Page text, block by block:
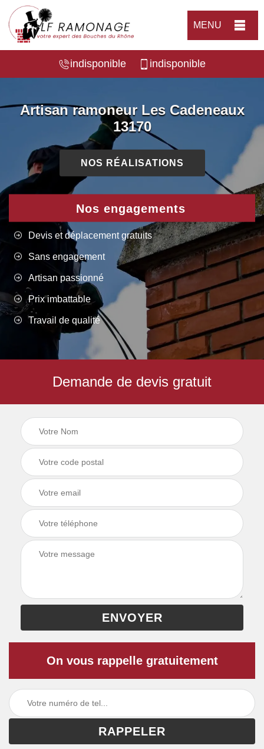
MENU
indisponible indisponible
Artisan ramoneur Les Cadeneaux
13170
NOS RÉALISATIONS
Nos engagements
Devis et déplacement gratuits
Sans engagement
Artisan passionné
Prix imbattable
Travail de qualité
Demande de devis gratuit
On vous rappelle gratuitement